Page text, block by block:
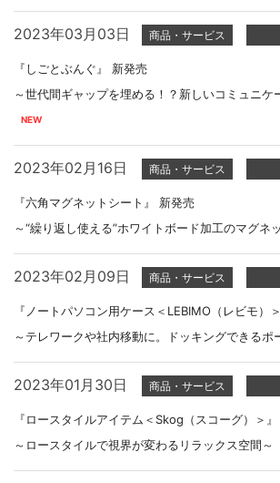
2023年03月03日 商品・サービス
『しごとぶんぐ』 新発売
～世代間ギャップを埋める！？新しいコミュニケ
2023年02月16日 商品・サービス
『六角マグネットシート』 新発売
～“繰り返し使える”ホワイトボード加工のマグネ
2023年02月09日 商品・サービス
『ノートパソコン用ケース＜LEBIMO（レビモ）
～テレワークや社内移動に。ドッキングできるポ
2023年01月30日 商品・サービス
『ロースタイルアイテム＜Skog（スコーグ）＞
～ロースタイルで視界が変わるリラックス空間～